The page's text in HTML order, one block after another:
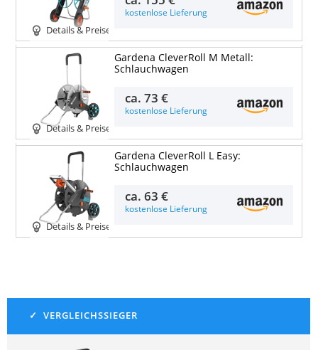
Details & Preise
kostenlose Lieferung
Details & Preise
Gardena CleverRoll M Metall:
Schlauchwagen
ca.73 €
kostenlose Lieferung
Details & Preise
Gardena CleverRoll L Easy:
Schlauchwagen
ca.63 €
kostenlose Lieferung